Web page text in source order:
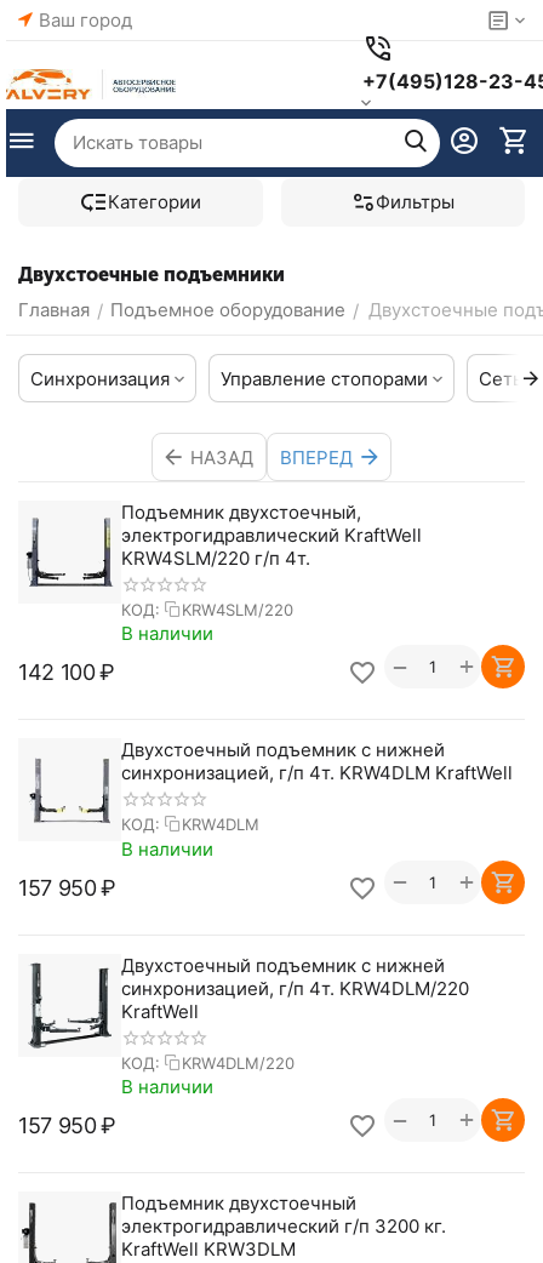
Ваш город
+7(495)128-23-
Категории Фильтры
Двухстоечные подъемники
Главная / Подъемное оборудование / Двухстоечные
Синхронизация Управление стопорами Сеть
НАЗАД ВПЕРЕД
Подъемник двухстоечный,
электрогидравлический KraftWell
KRW4SLM/220 г/п 4т.
КОД: KRW4SLM/220
В наличии
142 100₽ +
−
Двухстоечный подъемник с нижней
синхронизацией, г/п 4т. KRW4DLM KraftWell
КОД: KRW4DLM
В наличии
157 950₽ +
−
Двухстоечный подъемник с нижней
синхронизацией, г/п 4т. KRW4DLM/220
KraftWell
КОД: KRW4DLM/220
В наличии
157 950₽ +
−
Подъемник двухстоечный
электрогидравлический г/п 3200 кг.
KraftWell KRW3DLM